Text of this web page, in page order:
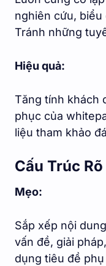
nghiên cứu,
Tránh những
Hiệu quả:
Tăng tính khách
phục của
liệu tham khảo
Cấu Trúc
Mẹo:
Sắp xếp nội
vấn đề, giải
dụng tiêu đề